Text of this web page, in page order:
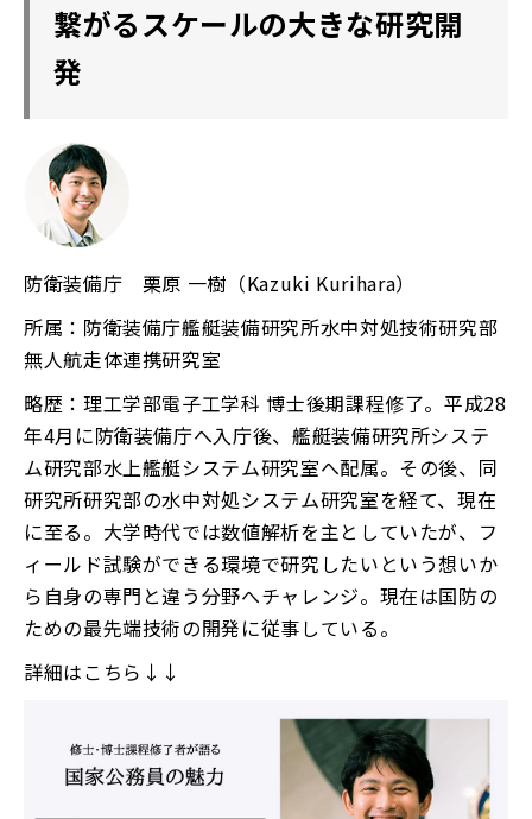
繋がるスケールの⼤きな研究開
発
防衛装備庁 栗原 ⼀樹（Kazuki Kurihara）
所属：防衛装備庁艦艇装備研究所⽔中対処技術研究部
無⼈航⾛体連携研究室
略歴：理⼯学部電⼦⼯学科 博⼠後期課程修了。平成28
年4⽉に防衛装備庁へ⼊庁後、艦艇装備研究所システ
ム研究部⽔上艦艇システム研究室へ配属。その後、同
研究所研究部の⽔中対処システム研究室を経て、現在
に⾄る。⼤学時代では数値解析を主としていたが、フ
ィールド試験ができる環境で研究したいという想いか
ら⾃⾝の専門と違う分野へチャレンジ。現在は国防の
ための最先端技術の開発に従事している。
詳細はこちら↓↓